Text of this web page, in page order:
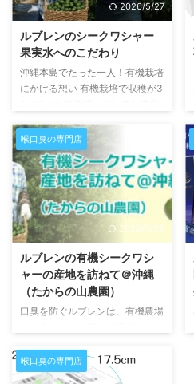
2026/5/27
ルブレンのシークワシャー
果実水へのこだわり
沖縄本島でたった一人！有機栽培
にかける想い 有機栽培で収穫が3
意気込みが伝わってきます。しか
し、手間がかかりすぎるので、今
でも沖縄本島で誰も有機シークワ
シャーは作っていません。この貴
重なシークワシャーをルブレンで
はたっぷりと使わせていただいて
います。 農薬の代わりに「酵
ずにどうやって虫の被害を減らせ
るか？実は先に有機栽培を始めた
はいいが、カメムシにどんどん吸
われて落ちてしまうシークワシャ
喉口臭の専門店
2026/5/28
ルブレンの有機シークワシ
ャーの産地を訪ねて＠沖縄
（たからの山農園）
口臭を防ぐルブレンは、有機農場
収穫できるようになりました 有
機シークワシャー果実水を原材料
喉口臭の専門店